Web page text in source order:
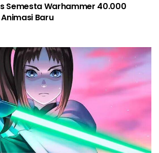
Semesta Warhammer 40.000
Baru